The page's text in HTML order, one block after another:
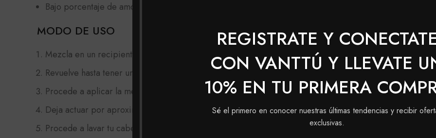
REGISTRATE Y
CON VANTTÚ Y LLEVATE
10% EN TU PRIMERA
Sé el primero en conocer nuestras últimas tendencias y recibir
exclusivas.
Bajo porcentaje de amoniaco.
MODO DE USO
Mezcla en un recipiente no metálico, el tinte con la crema reveladora (10, 20, 30, 40), según el tono
Revuelve hasta tener una mezcla homogénea.
Procede a aplicar la mezcla con una brocha limpia sobre todo tu cabello, con la técnica que te haya
Deja actuar por aproximadamente 45 minutos, según lo requiera tu cabello.
Procede a lavar tu cabello con un shampoo preferiblemente para cabello tinturado.